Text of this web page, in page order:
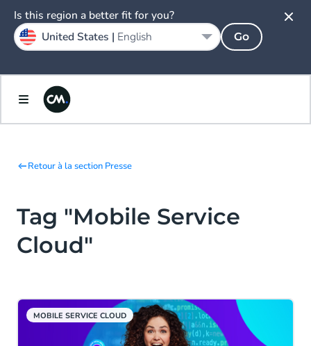
Retour à la section Presse
Tag "Mobile Service
Cloud"
MOBILE SERVICE CLOUD
Is this region a better fit for you?
United States | English Go